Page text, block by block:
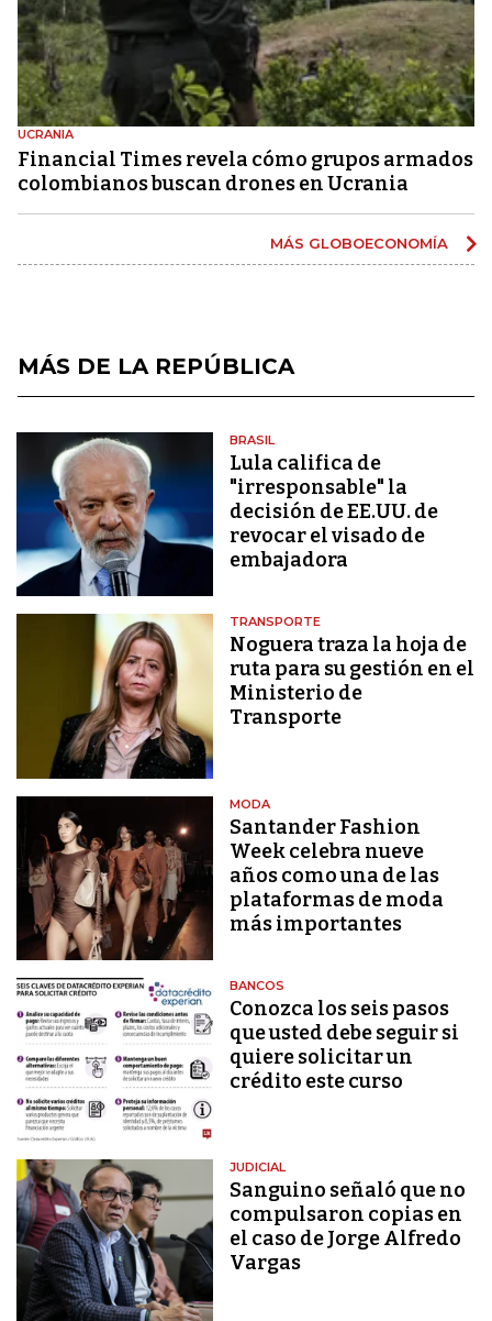
UCRANIA
Financial Times revela cómo grupos armados
colombianos buscan drones en Ucrania
MÁS GLOBOECONOMÍA
MÁS DE LA REPÚBLICA
BRASIL
Lula califica de
"irresponsable" la
decisión de EE.UU. de
revocar el visado de
embajadora
TRANSPORTE
Noguera traza la hoja de
ruta para su gestión en el
Ministerio de
Transporte
MODA
Santander Fashion
Week celebra nueve
años como una de las
plataformas de moda
más importantes
BANCOS
Conozca los seis pasos
que usted debe seguir si
quiere solicitar un
crédito este curso
JUDICIAL
Sanguino señaló que no
compulsaron copias en
el caso de Jorge Alfredo
Vargas